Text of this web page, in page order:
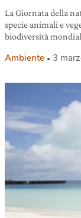
La Giornata della
specie animali e
biodiversità
Ambiente 3